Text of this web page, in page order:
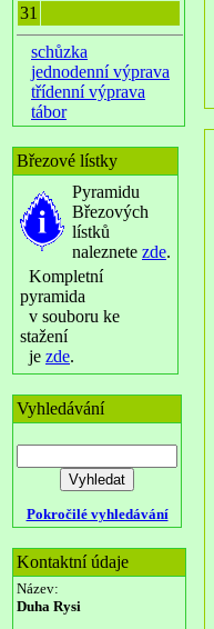
31
schůzka
jednodenní výprava
třídenní výprava
tábor
Březové lístky
Pyramidu
Březových
lístků
naleznete zde.
Kompletní
pyramida
v souboru ke
stažení
je zde.
Vyhledávání
Pokročilé vyhledávání
Kontaktní údaje
Název:
Duha Rysi